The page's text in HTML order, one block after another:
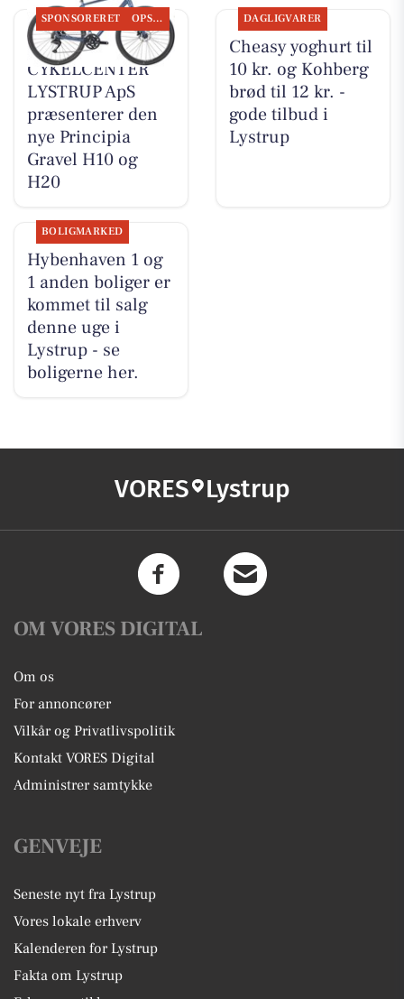
SPONSORERET OPSLAGSTAVLEN
MOSQUITO
CYKELCENTER
LYSTRUP ApS
præsenterer den
nye Principia
Gravel H10 og
H20
DAGLIGVARER
Cheasy yoghurt til
10 kr. og Kohberg
brød til 12 kr. -
gode tilbud i
Lystrup
BOLIGMARKED
Hybenhaven 1 og
1 anden boliger er
kommet til salg
denne uge i
Lystrup - se
boligerne her.
VORES Lystrup
OM VORES DIGITAL
Om os
For annoncører
Vilkår og Privatlivspolitik
Kontakt VORES Digital
Administrer samtykke
GENVEJE
Seneste nyt fra Lystrup
Vores lokale erhverv
Kalenderen for Lystrup
Fakta om Lystrup